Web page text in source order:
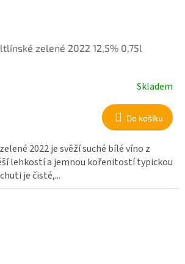
zelené 2022 12,5% 0,75l
Skladem
Do košíku
2022 je svěží suché bílé víno z
lehkostí a jemnou kořenitostí typickou
je čisté,...